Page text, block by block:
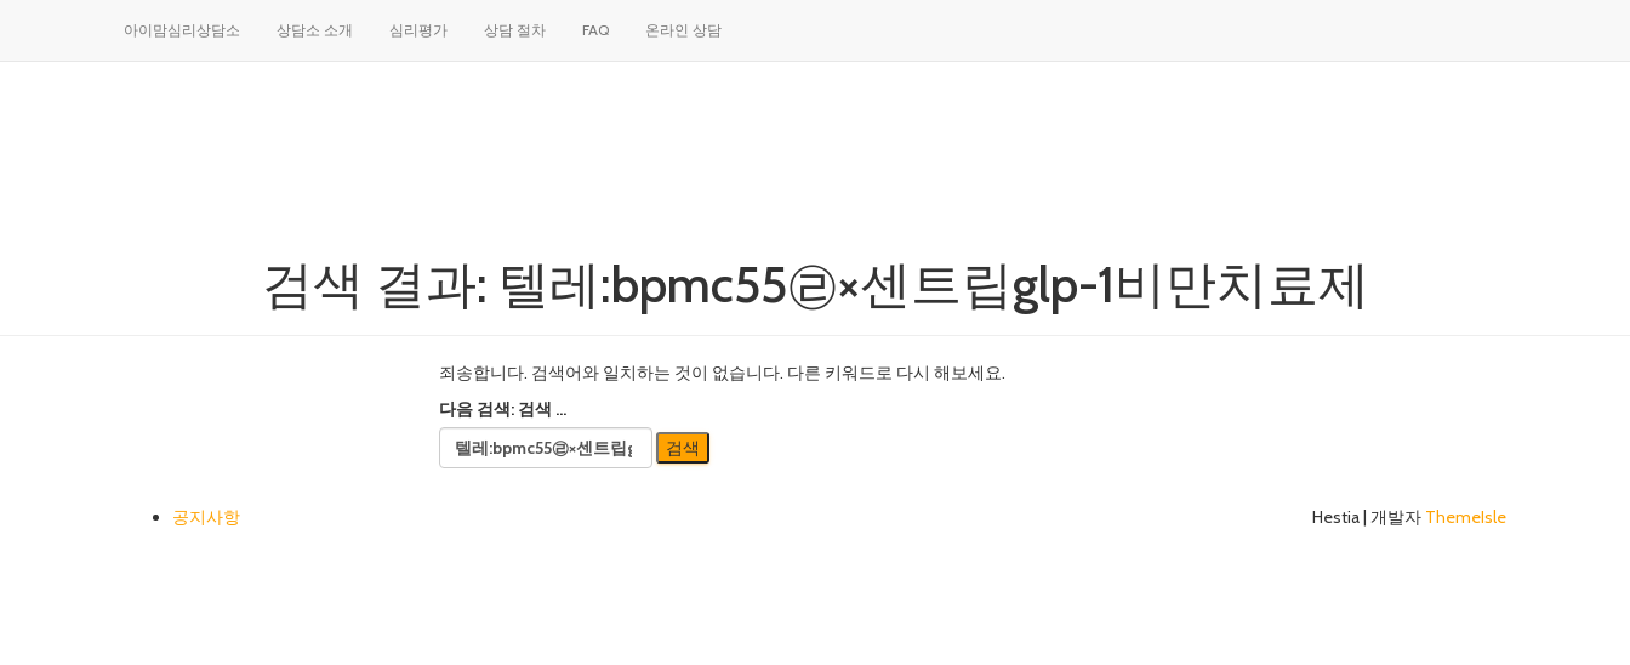
아이맘심리상담소 상담소 소개 심리평가 상담 절차 FAQ 온라인 상담
검색 결과: 텔레:bpmc55㉣×센트립glp-1비만치료제
죄송합니다. 검색어와 일치하는 것이 없습니다. 다른 키워드로 다시 해보세요.
다음 검색: 검색 …
공지사항 Hestia | 개발자 ThemeIsle